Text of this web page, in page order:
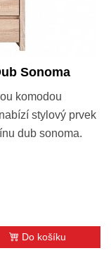
Sonoma
komodou
stylový prvek
dub sonoma.
Do košíku